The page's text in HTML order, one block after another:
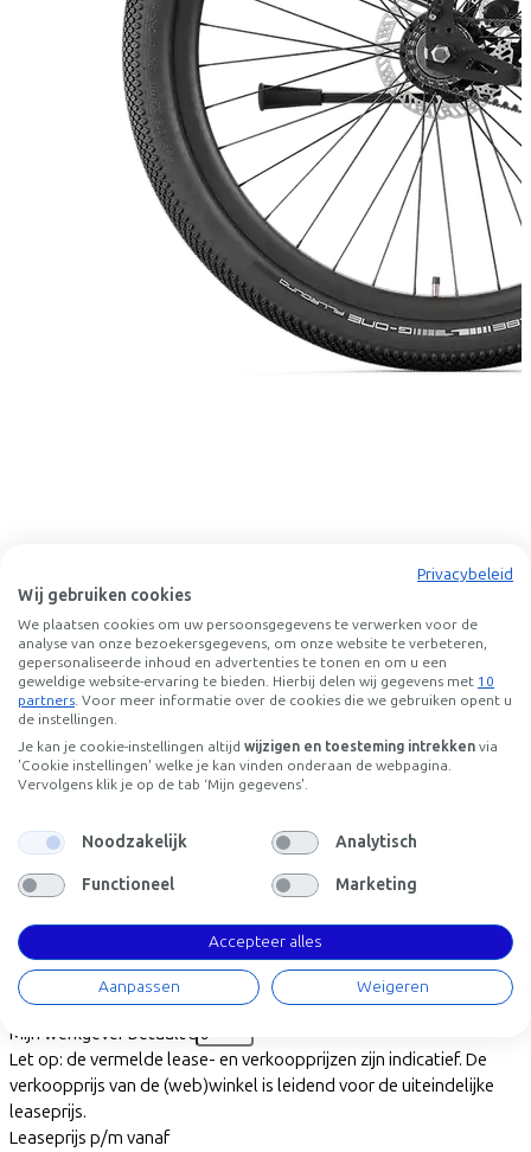
LEKKER BikesAmsterdam GTS
Prijs €3.198,00
Bespaar €726,60 t.o.v. koop.
Lees meer over zakelijk leasen.
Frame model
Laag
Deze fiets lease je via je werkgever. Bereken de leaseprijs per
maand
Bruto maandsalaris€
Mijn werkgever betaalt€
Let op: de vermelde lease- en verkoopprijzen zijn indicatief. De
verkoopprijs van de (web)winkel is leidend voor de uiteindelijke
leaseprijs.
Leaseprijs p/m vanaf
Privacybeleid
Wij gebruiken cookies
We plaatsen cookies om uw persoonsgegevens te verwerken voor de
analyse van onze bezoekersgegevens, om onze website te verbeteren,
gepersonaliseerde inhoud en advertenties te tonen en om u een
geweldige website-ervaring te bieden. Hierbij delen wij gegevens met 10
partners . Voor meer informatie over de cookies die we gebruiken opent u
de instellingen.
Je kan je cookie-instellingen altijd wijzigen en toesteming intrekken via
'Cookie instellingen' welke je kan vinden onderaan de webpagina.
Vervolgens klik je op de tab ‘Mijn gegevens'.
Noodzakelijk Analytisch
Functioneel Marketing
Accepteer alles
Aanpassen Weigeren